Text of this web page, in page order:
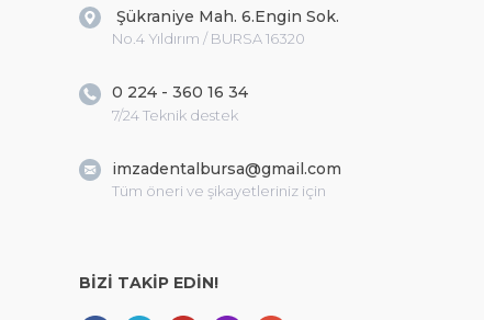
Şükraniye Mah. 6.Engin Sok.
No.4 Yıldırım / BURSA 16320
0 224 - 360 16 34
7/24 Teknik destek
imzadentalbursa@gmail.com
Tüm öneri ve şikayetleriniz için
BİZİ TAKİP EDİN!